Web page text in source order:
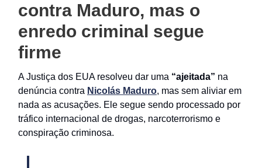
contra Maduro, mas o
enredo criminal segue
firme
A Justiça dos EUA resolveu dar uma “ajeitada” na
denúncia contra Nicolás Maduro, mas sem aliviar em
nada as acusações. Ele segue sendo processado por
tráfico internacional de drogas, narcoterrorismo e
conspiração criminosa.